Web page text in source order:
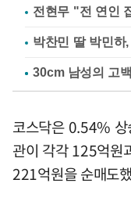
전현무 "전 연인
박찬민 딸 박민하
코스닥은 0.54%
관이 각각 125억원
221억원을 순매도